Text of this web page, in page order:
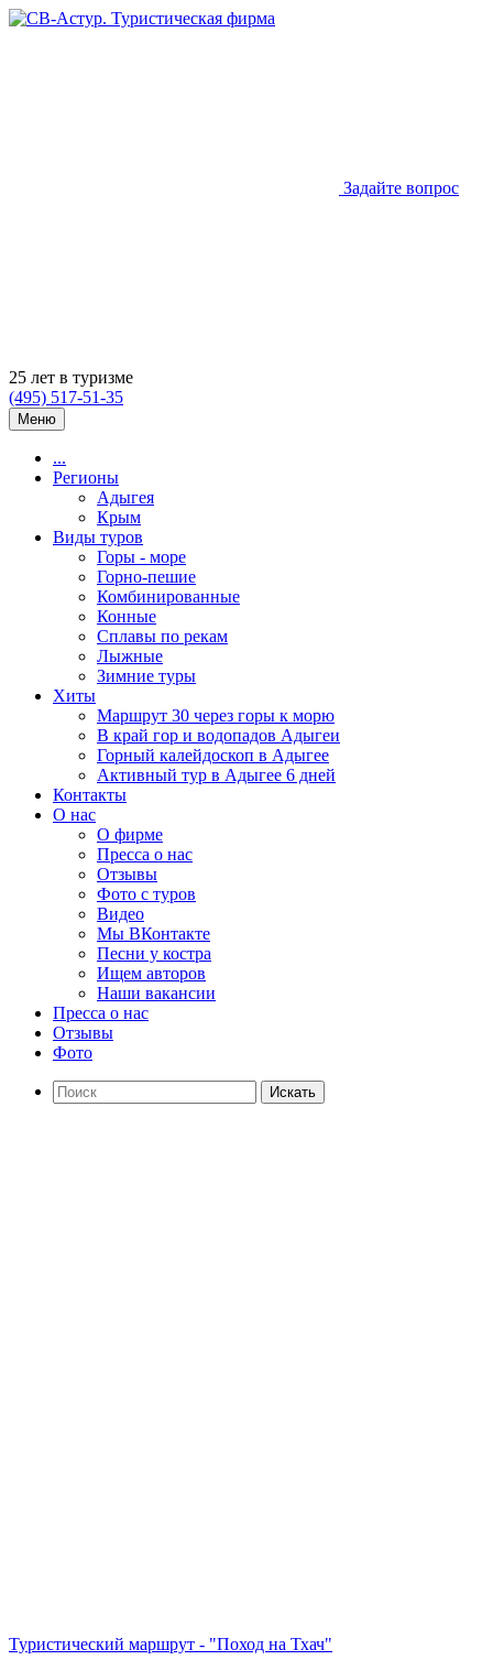
Задайте вопрос
25 лет в туризме
(495) 517-51-35
Меню
...
Регионы
Адыгея
Крым
Виды туров
Горы - море
Горно-пешие
Комбинированные
Конные
Сплавы по рекам
Лыжные
Зимние туры
Хиты
Маршрут 30 через горы к морю
В край гор и водопадов Адыгеи
Горный калейдоскоп в Адыгее
Активный тур в Адыгее 6 дней
Контакты
О нас
О фирме
Пресса о нас
Отзывы
Фото с туров
Видео
Мы ВКонтакте
Песни у костра
Ищем авторов
Наши вакансии
Пресса о нас
Отзывы
Фото
Искать
Туристический маршрут - "Поход на Тхач"